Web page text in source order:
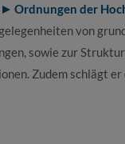
Ordnungen der
von
sowie zur
Zudem schlägt